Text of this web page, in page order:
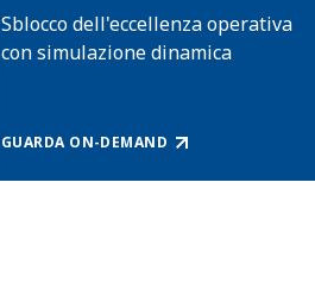
Sblocco dell'eccellenza operativa
con simulazione dinamica
GUARDA ON-DEMAND